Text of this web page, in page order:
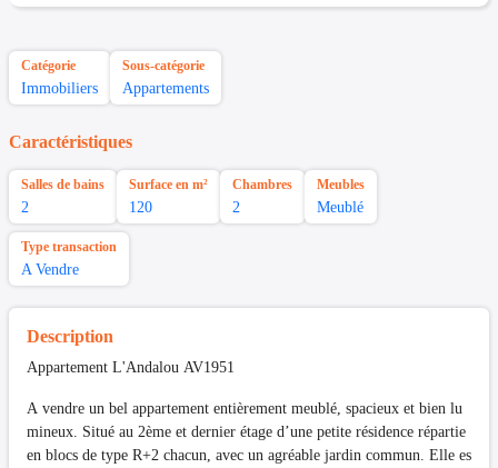
Catégorie
Immobiliers
Sous-catégorie
Appartements
Caractéristiques
Salles de bains
2
Surface en m²
120
Chambres
2
Meubles
Meublé
Type transaction
A Vendre
Description
Appartement L'Andalou AV1951
A vendre un bel appartement entièrement meublé, spacieux et bien lu
mineux. Situé au 2ème et dernier étage d’une petite résidence répartie
en blocs de type R+2 chacun, avec un agréable jardin commun. Elle es